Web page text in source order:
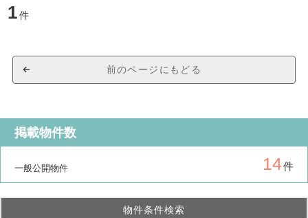
1件
前のページにもどる
掲載物件数
一般公開物件 14件
物件条件検索